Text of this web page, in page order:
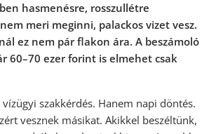
hasmenésre, rosszullétre
meri meginni, palackos vizet vesz.
ez nem pár flakon ára. A beszámoló
60–70 ezer forint is elmehet csak
szakkérdés. Hanem napi döntés.
vesznek másikat. Akikkel beszéltünk,